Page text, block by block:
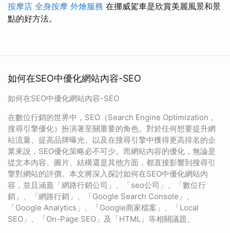
按摩店 全身按摩 外燴服務 在挪威駕車是欣賞美麗風景和景
點的好方法。
如何在SEO中優化網站內容-SEO
如何在SEO中優化網站內容-SEO
在數位行銷的世界中，SEO（Search Engine Optimization，
搜尋引擎優化）扮演著至關重要的角色。對於任何想要提升網
站流量、提高品牌曝光、以及在搜尋引擎中獲得更高排名的企
業來說，SEO優化策略必不可少。而網站內容的優化，無論是
從文本內容、圖片、結構還是其他方面，都直接影響到搜尋引
擎對網站的評價。本文將深入探討如何在SEO中優化網站內
容，並且涵蓋「網路行銷公司」、「seo公司」、「數位行
銷」、「網路行銷」、「Google Search Console」、
「Google Analytics」、「Google商家檔案」、「Local
SEO」、「On-Page SEO」及「HTML」等相關議題。